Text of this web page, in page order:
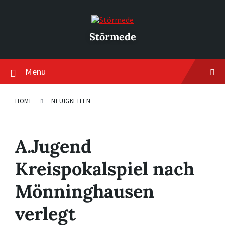
Störmede
Menu
HOME NEUIGKEITEN
A.Jugend
Kreispokalspiel nach
Mönninghausen
verlegt